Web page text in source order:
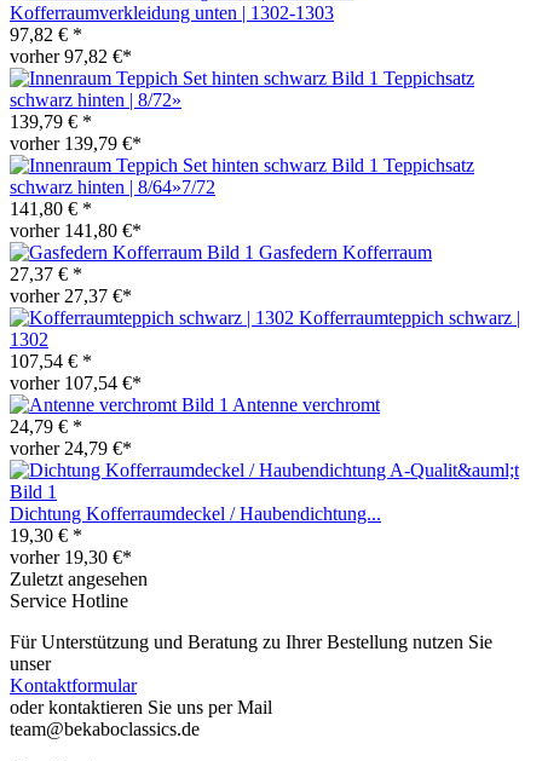
Kofferraumverkleidung unten | 1302-1303
97,82 € *
vorher 97,82 €*
Teppichsatz
schwarz hinten | 8/72»
139,79 € *
vorher 139,79 €*
Teppichsatz
schwarz hinten | 8/64»7/72
141,80 € *
vorher 141,80 €*
Gasfedern Kofferraum
27,37 € *
vorher 27,37 €*
Kofferraumteppich schwarz |
1302
107,54 € *
vorher 107,54 €*
Antenne verchromt
24,79 € *
vorher 24,79 €*
Dichtung Kofferraumdeckel / Haubendichtung...
19,30 € *
vorher 19,30 €*
Zuletzt angesehen
Service Hotline
Für Unterstützung und Beratung zu Ihrer Bestellung nutzen Sie
unser
Kontaktformular
oder kontaktieren Sie uns per Mail
team@bekaboclassics.de